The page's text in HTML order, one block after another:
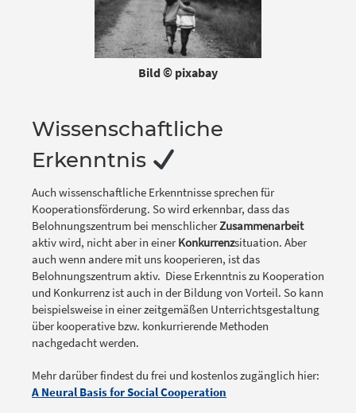
Bild © pixabay
Wissenschaftliche
Erkenntnis
Auch wissenschaftliche Erkenntnisse sprechen für
Kooperationsförderung. So wird erkennbar, dass das
Belohnungszentrum bei menschlicherZusammenarbeit
aktiv wird, nicht aber in einerKonkurrenzsituation. Aber
auch wenn andere mit uns kooperieren, ist das
Belohnungszentrum aktiv. Diese Erkenntnis zu Kooperation
und Konkurrenz ist auch in der Bildung von Vorteil. So kann
beispielsweise in einer zeitgemäßen Unterrichtsgestaltung
über kooperative bzw. konkurrierende Methoden
nachgedacht werden.
Mehr darüber findest du frei und kostenlos zugänglich hier:
A Neural Basis for Social Cooperation